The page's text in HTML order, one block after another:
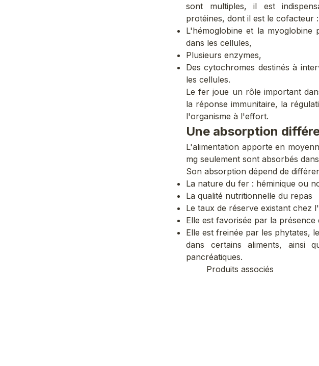
sont multiples, il est
protéines, dont il est le cofacteur :
L'hémoglobine et la
dans les cellules,
Plusieurs enzymes,
Des cytochromes destinés à
les cellules.
Le fer joue un rôle important
la réponse immunitaire, la
l'organisme à l'effort.
Une absorption
L'alimentation apporte en
mg seulement sont absorbés
Son absorption dépend de
La nature du fer : héminique ou
La qualité nutritionnelle du repas
Le taux de réserve existant chez
Elle est favorisée par la présence
Elle est freinée par les phytates,
dans certains aliments, ainsi
pancréatiques.
Produits associés